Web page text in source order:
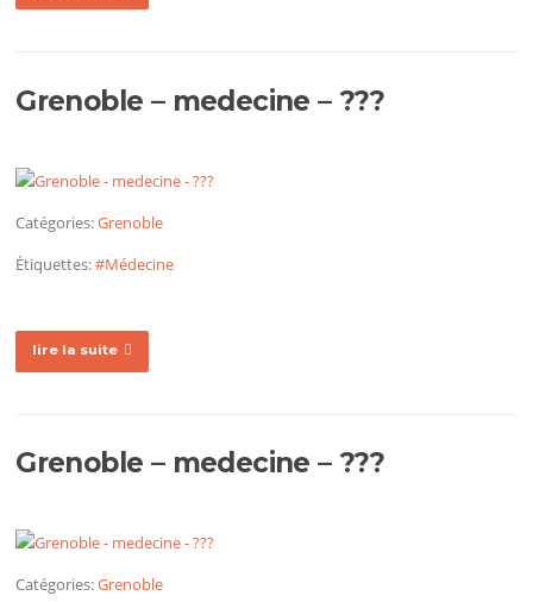
Grenoble – medecine – ???
Catégories:Grenoble
Étiquettes:#Médecine
lire la suite
Grenoble – medecine – ???
Catégories:Grenoble